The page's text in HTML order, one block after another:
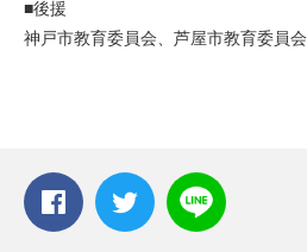
■後援
神戸市教育委員会、芦屋市教育委員会